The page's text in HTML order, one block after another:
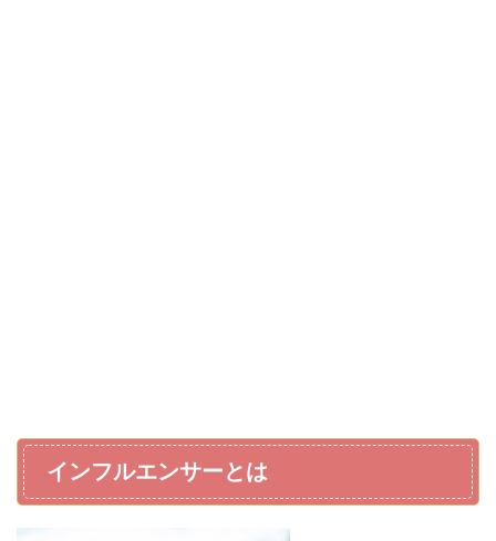
インフルエンサーとは